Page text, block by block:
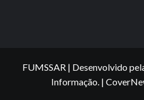
FUMSSAR | Desenvolvido
Informação. |